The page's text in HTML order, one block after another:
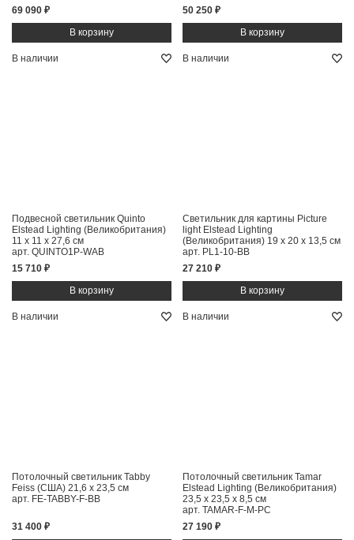
69 090 ₽
50 250 ₽
В наличии
Подвесной светильник Quinto
Elstead Lighting (Великобритания)
11 x 11 x 27,6 см
арт. QUINTO1P-WAB
15 710 ₽
В наличии
Светильник для картины Picture
light Elstead Lighting
(Великобритания) 19 x 20 x 13,5 см
арт. PL1-10-BB
27 210 ₽
В наличии
Потолочный светильник Tabby
Feiss (США) 21,6 x 23,5 см
арт. FE-TABBY-F-BB
31 400 ₽
В наличии
Потолочный светильник Tamar
Elstead Lighting (Великобритания)
23,5 x 23,5 x 8,5 см
арт. TAMAR-F-M-PC
27 190 ₽